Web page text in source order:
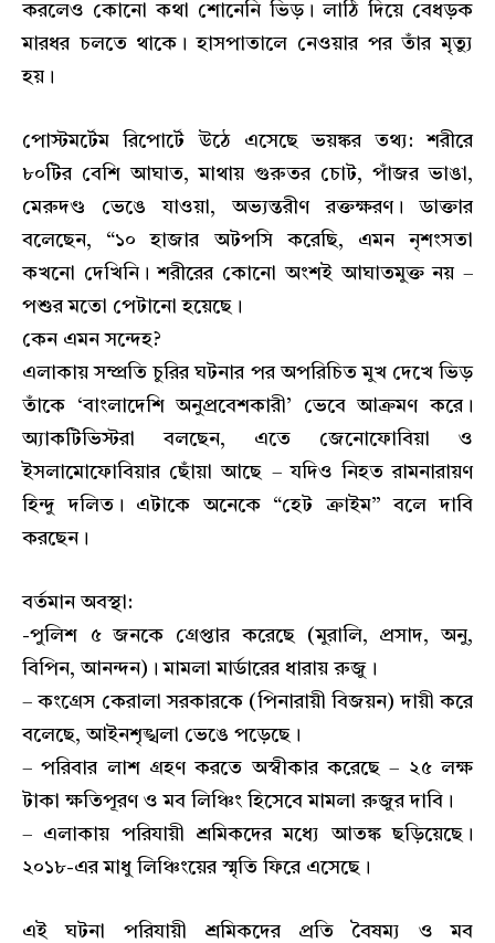
করলেও কোনো কথা শোনেনি ভিড়। লাঠি দিয়ে বেধড়ক
মারধর চলতে থাকে। হাসপাতালে নেওয়ার পর তাঁর মৃত্যু
হয়।
পোস্টমর্টেম রিপোর্টে উঠে এসেছে ভয়ঙ্কর তথ্য: শরীরে
৮০টির বেশি আঘাত, মাথায় গুরুতর চোট, পাঁজর ভাঙা,
মেরুদণ্ড ভেঙে যাওয়া, অভ্যন্তরীণ রক্তক্ষরণ। ডাক্তার
বলেছেন, “১০ হাজার অটপসি করেছি, এমন নৃশংসতা
কখনো দেখিনি। শরীরের কোনো অংশই আঘাতমুক্ত নয় –
পশুর মতো পেটানো হয়েছে।
কেন এমন সন্দেহ?
এলাকায় সম্প্রতি চুরির ঘটনার পর অপরিচিত মুখ দেখে ভিড়
তাঁকে ‘বাংলাদেশি অনুপ্রবেশকারী’ ভেবে আক্রমণ করে।
অ্যাকটিভিস্টরা বলছেন, এতে জেনোফোবিয়া ও
ইসলামোফোবিয়ার ছোঁয়া আছে – যদিও নিহত রামনারায়ণ
হিন্দু দলিত। এটাকে অনেকে “হেট ক্রাইম” বলে দাবি
করছেন।
বর্তমান অবস্থা:
-পুলিশ ৫ জনকে গ্রেপ্তার করেছে (মুরালি, প্রসাদ, অনু,
বিপিন, আনন্দন)। মামলা মার্ডারের ধারায় রুজু।
– কংগ্রেস কেরালা সরকারকে (পিনারায়ী বিজয়ন) দায়ী করে
বলেছে, আইনশৃঙ্খলা ভেঙে পড়েছে।
– পরিবার লাশ গ্রহণ করতে অস্বীকার করেছে – ২৫ লক্ষ
টাকা ক্ষতিপূরণ ও মব লিঞ্চিং হিসেবে মামলা রুজুর দাবি।
– এলাকায় পরিযায়ী শ্রমিকদের মধ্যে আতঙ্ক ছড়িয়েছে।
২০১৮-এর মাধু লিঞ্চিংয়ের স্মৃতি ফিরে এসেছে।
এই ঘটনা পরিযায়ী শ্রমিকদের প্রতি বৈষম্য ও মব